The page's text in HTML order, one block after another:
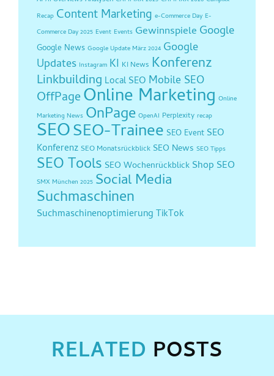
Recap Content Marketing e-Commerce Day E-
Commerce Day 2025 Event Events Gewinnspiele Google
Google News Google Update März 2024 Google
Updates Instagram KI KI News Konferenz
Linkbuilding Local SEO Mobile SEO
OffPageOnline Marketing Online
Marketing News OnPage OpenAI Perplexity recap
SEOSEO-Trainee SEO Event SEO
Konferenz SEO Monatsrückblick SEO News SEO Tipps
SEO Tools SEO Wochenrückblick Shop SEO
SMX München 2025 Social Media
Suchmaschinen
Suchmaschinenoptimierung TikTok
RELATED POSTS